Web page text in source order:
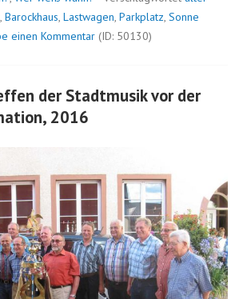
, Barockhaus, Lastwagen, Parkplatz, Sonne
einen Kommentar (ID: 50130)
der Stadtmusik vor der
2016